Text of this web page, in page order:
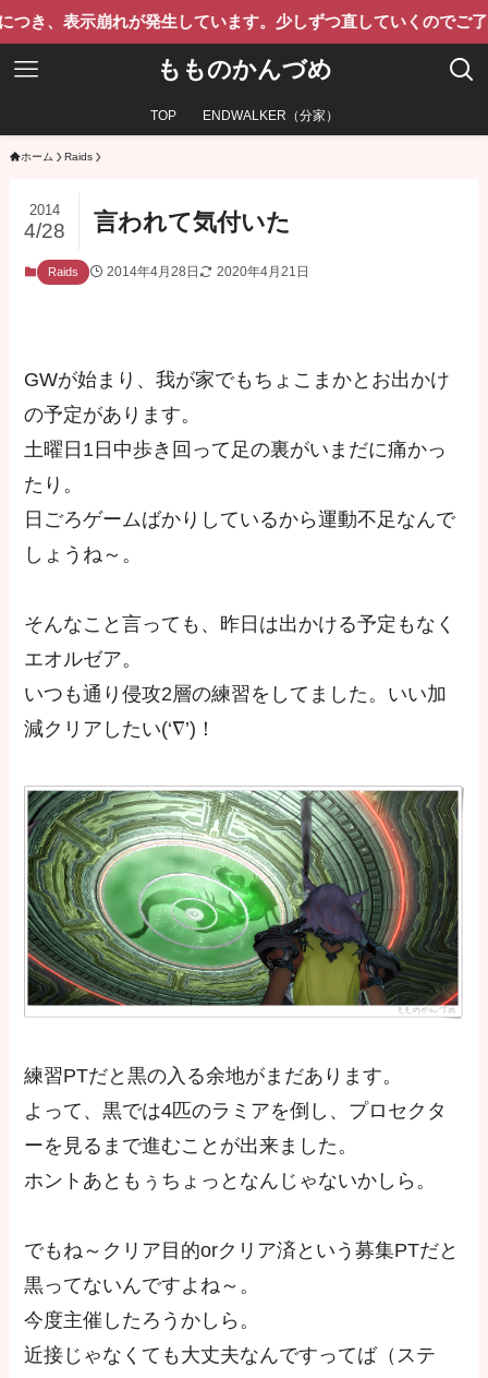
崩れが発生しています。少しずつ直していくのでご了承くださ
もものかんづめ
TOP ENDWALKER（分家）
ホーム Raids
言われて気付いた
2014
4/28
Raids 2014年4月28日 2020年4月21日
GWが始まり、我が家でもちょこまかとお出かけ
の予定があります。
土曜日1日中歩き回って足の裏がいまだに痛かっ
たり。
日ごろゲームばかりしているから運動不足なんで
しょうね～。
そんなこと言っても、昨日は出かける予定もなく
エオルゼア。
いつも通り侵攻2層の練習をしてました。いい加
減クリアしたい(‘∇’)！
練習PTだと黒の入る余地がまだあります。
よって、黒では4匹のラミアを倒し、プロセクタ
ーを見るまで進むことが出来ました。
ホントあともぅちょっとなんじゃないかしら。
でもね～クリア目的orクリア済という募集PTだと
黒ってないんですよね～。
今度主催したろうかしら。
近接じゃなくても大丈夫なんですってば（ステ